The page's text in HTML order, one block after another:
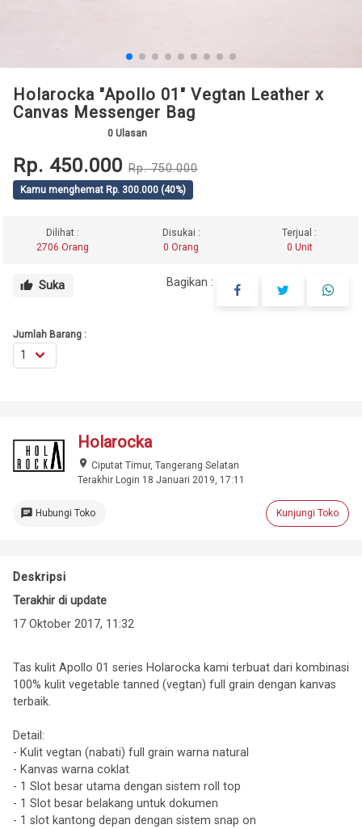
Holarocka "Apollo 01" Vegtan Leather x
Canvas Messenger Bag
0 Ulasan
Rp. 450.000 Rp. 750.000
Kamu menghemat Rp. 300.000 (40%)
Dilihat :
2706 Orang
Disukai :
0 Orang
Terjual :
0 Unit
thumb_up Suka Bagikan :
Jumlah Barang :
Holarocka
place Ciputat Timur, Tangerang Selatan
Terakhir Login 18 Januari 2019, 17:11
chat Hubungi Toko Kunjungi Toko
Deskripsi
Terakhir di update
17 Oktober 2017, 11:32
Tas kulit Apollo 01 series Holarocka kami terbuat dari kombinasi
100% kulit vegetable tanned (vegtan) full grain dengan kanvas
terbaik.
Detail:
- Kulit vegtan (nabati) full grain warna natural
- Kanvas warna coklat
- 1 Slot besar utama dengan sistem roll top
- 1 Slot besar belakang untuk dokumen
- 1 slot kantong depan dengan sistem snap on